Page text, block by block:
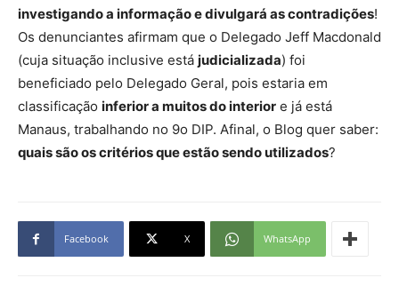
investigando a informação e divulgará as contradições!
Os denunciantes afirmam que o Delegado Jeff Macdonald
(cuja situação inclusive está judicializada) foi
beneficiado pelo Delegado Geral, pois estaria em
classificação inferior a muitos do interior e já está
Manaus, trabalhando no 9o DIP. Afinal, o Blog quer saber:
quais são os critérios que estão sendo utilizados?
Facebook X WhatsApp